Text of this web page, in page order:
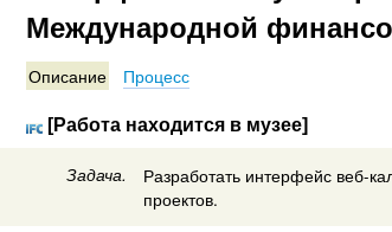
Международной
Описание Процесс
[Работа находится в музее]
Задача.
Разработать интерфейс веб-
проектов.